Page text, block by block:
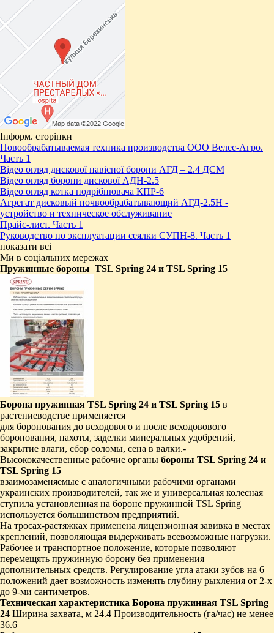
Інформ. сторінки
Повообрабатываемая техника производства ООО Велес-Агро.
Часть 1
Відео огляд дискової навісної борони АГД – 2.4 ДСМ
Відео огляд борони дискової АДН-2.5
Відео огляд котка подрібнювача КПР-6
Агрегат дисковый почвообрабатывающий АГД-2.5Н -
устройство и техническое обслуживание
Прайс-лист. Часть 1
Руководство по эксплуатации сеялки СУПН-8. Часть 1
показати всі
Ми в соціальних мережах
Пружинные бороны ​ TSL Spring 24 и TSL Spring 15
Борона пружинная TSL Spring 24 и TSL Spring 15 в
растениеводстве применяется
для боронования до всходового и после всходовового
боронования, пахоты, заделки минеральных удобрений,
закрытие влаги, сбор соломы, сена в валки.-
Высококачественные рабочие органы бороны TSL Spring 24 и
TSL Spring 15
взаимозаменяемые с аналогичными рабочими органами
украинских производителей, так же и универсальная колесная
ступила установленная на бороне пружинной TSL Spring
используется большинством предприятий.
На тросах-растяжках применена лицензионная завивка в местах
креплений, позволяющая выдерживать всевозможные нагрузки.
Рабочее и транспортное положение, которые позволяют
перемещять пружинную борону без применения
дополнительных средств. Регулирование угла атаки зубов на 6
положений дает возможность изменять глубину рыхления от 2-х
до 9-ми сантиметров.
Техническая характеристика Борона пружинная TSL Spring
24 Ширина захвата, м 24.4 Производительность (га/час) не менее
36.6